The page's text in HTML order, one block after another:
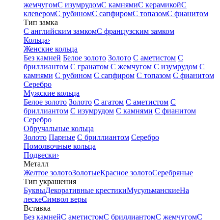
жемчугомС изумрудомС камнямиС керамикойС
клеверомС рубиномС сапфиромС топазомС фианитом
Тип замка
С английским замкомС французским замком
Кольца›
Женские кольца
Без камней Белое золото Золото С аметистом С
бриллиантом С гранатом С жемчугом С изумрудом С
камнями С рубином С сапфиром С топазом С фианитом
Серебро
Мужские кольца
Белое золото Золото С агатом С аметистом С
бриллиантом С изумрудом С камнями С фианитом
Серебро
Обручальные кольца
Золото Парные С бриллиантом Серебро
Помолвочные кольца
Подвески›
Металл
Желтое золотоЗолотыеКрасное золотоСеребряные
Тип украшения
БуквыДекоративные крестикиМусульманскиеНа
лескеСимвол веры
Вставка
Без камнейС аметистомС бриллиантомС жемчугомС